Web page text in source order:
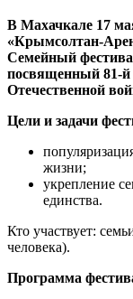
В Махачкале 17
«Крымсолтан-
Семейный
посвященный 81-
Отечественной
Цели и задачи
жизни;
укрепление
единства.
Кто участвует:
человека).
Программа